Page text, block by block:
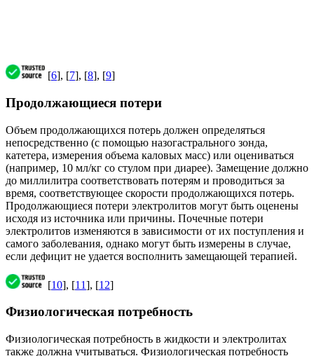
[6], [7], [8], [9]
Продолжающиеся потери
Объем продолжающихся потерь должен определяться
непосредственно (с помощью назогастрального зонда,
катетера, измерения объема каловых масс) или оцениваться
(например, 10 мл/кг со стулом при диарее). Замещение должно
до миллилитра соответствовать потерям и проводиться за
время, соответствующее скорости продолжающихся потерь.
Продолжающиеся потери электролитов могут быть оценены
исходя из источника или причины. Почечные потери
электролитов изменяются в зависимости от их поступления и
самого заболевания, однако могут быть измерены в случае,
если дефицит не удается восполнить замещающей терапией.
[10], [11], [12]
Физиологическая потребность
Физиологическая потребность в жидкости и электролитах
также должна учитываться. Физиологическая потребность